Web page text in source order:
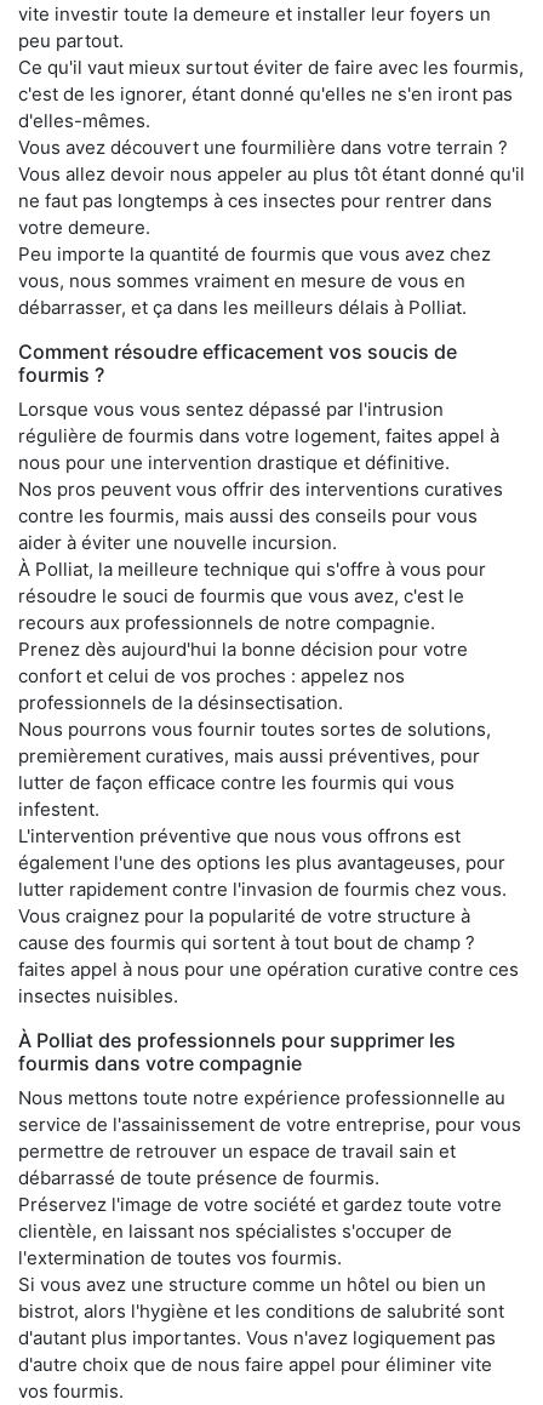
vite investir toute la demeure et installer leur foyers un
peu partout.
Ce qu'il vaut mieux surtout éviter de faire avec les fourmis,
c'est de les ignorer, étant donné qu'elles ne s'en iront pas
d'elles-mêmes.
Vous avez découvert une fourmilière dans votre terrain ?
Vous allez devoir nous appeler au plus tôt étant donné qu'il
ne faut pas longtemps à ces insectes pour rentrer dans
votre demeure.
Peu importe la quantité de fourmis que vous avez chez
vous, nous sommes vraiment en mesure de vous en
débarrasser, et ça dans les meilleurs délais à Polliat.
Comment résoudre efficacement vos soucis de
fourmis ?
Lorsque vous vous sentez dépassé par l'intrusion
régulière de fourmis dans votre logement, faites appel à
nous pour une intervention drastique et définitive.
Nos pros peuvent vous offrir des interventions curatives
contre les fourmis, mais aussi des conseils pour vous
aider à éviter une nouvelle incursion.
À Polliat, la meilleure technique qui s'offre à vous pour
résoudre le souci de fourmis que vous avez, c'est le
recours aux professionnels de notre compagnie.
Prenez dès aujourd'hui la bonne décision pour votre
confort et celui de vos proches : appelez nos
professionnels de la désinsectisation.
Nous pourrons vous fournir toutes sortes de solutions,
premièrement curatives, mais aussi préventives, pour
lutter de façon efficace contre les fourmis qui vous
infestent.
L'intervention préventive que nous vous offrons est
également l'une des options les plus avantageuses, pour
lutter rapidement contre l'invasion de fourmis chez vous.
Vous craignez pour la popularité de votre structure à
cause des fourmis qui sortent à tout bout de champ ?
faites appel à nous pour une opération curative contre ces
insectes nuisibles.
À Polliat des professionnels pour supprimer les
fourmis dans votre compagnie
Nous mettons toute notre expérience professionnelle au
service de l'assainissement de votre entreprise, pour vous
permettre de retrouver un espace de travail sain et
débarrassé de toute présence de fourmis.
Préservez l'image de votre société et gardez toute votre
clientèle, en laissant nos spécialistes s'occuper de
l'extermination de toutes vos fourmis.
Si vous avez une structure comme un hôtel ou bien un
bistrot, alors l'hygiène et les conditions de salubrité sont
d'autant plus importantes. Vous n'avez logiquement pas
d'autre choix que de nous faire appel pour éliminer vite
vos fourmis.